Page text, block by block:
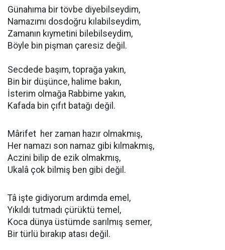
Günahıma bir tövbe diyebilseydim,
Namazımı dosdoğru kılabilseydim,
Zamanın kıymetini bilebilseydim,
Böyle bin pişman çaresiz değil.
Secdede başım, toprağa yakın,
Bin bir düşünce, halime bakın,
İsterim olmağa Rabbime yakın,
Kafada bin çıfıt batağı değil.
Mârifet her zaman hazır olmakmış,
Her namazı son namaz gibi kılmakmış,
Aczini bilip de ezik olmakmış,
Ukalâ çok bilmiş ben gibi değil.
Tâ işte gidiyorum ardımda emel,
Yıkıldı tutmadı çürüktü temel,
Koca dünya üstümde sarılmış semer,
Bir türlü bırakıp atası değil.